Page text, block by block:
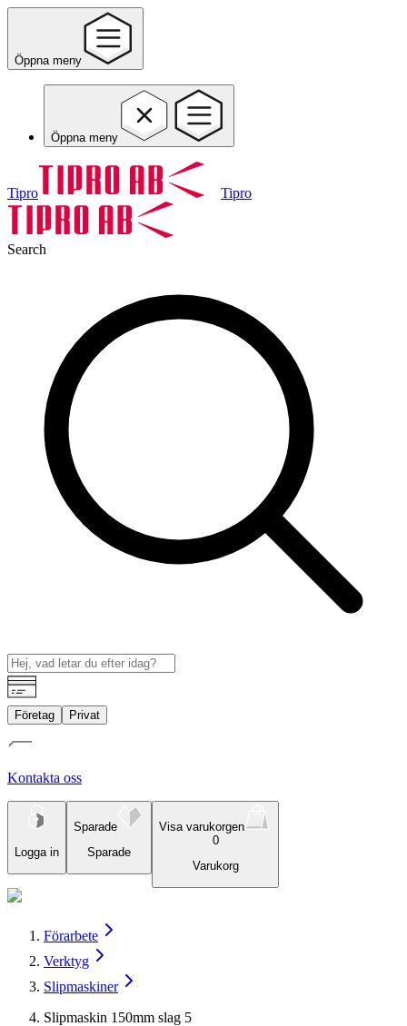
Öppna meny
Öppna meny
Tipro Tipro
Search
Företag Privat
Kontakta oss
Logga in
Sparade
Sparade
Visa varukorgen
0
Varukorg
Förarbete
Verktyg
Slipmaskiner
Slipmaskin 150mm slag 5